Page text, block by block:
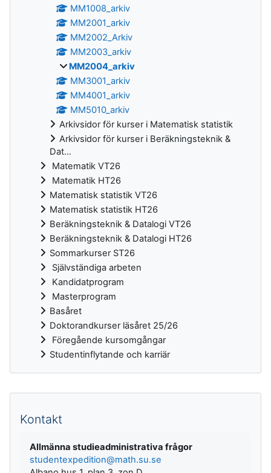
MM1008_arkiv
MM2001_arkiv
MM2002_Arkiv
MM2003_arkiv
MM2004_arkiv
MM3001_arkiv
MM4001_arkiv
MM5010_arkiv
Arkivsidor för kurser i Matematisk statistik
Arkivsidor för kurser i Beräkningsteknik &
Dat...
Matematik VT26
Matematik HT26
Matematisk statistik VT26
Matematisk statistik HT26
Beräkningsteknik & Datalogi VT26
Beräkningsteknik & Datalogi HT26
Sommarkurser ST26
Självständiga arbeten
Kandidatprogram
Masterprogram
Basåret
Doktorandkurser läsåret 25/26
Föregående kursomgångar
Studentinflytande och karriär
Kompletterande block
Kontakt
Allmänna studieadministrativa frågor
studentexpedition@math.su.se